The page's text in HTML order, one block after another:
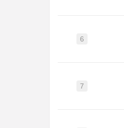
6
7